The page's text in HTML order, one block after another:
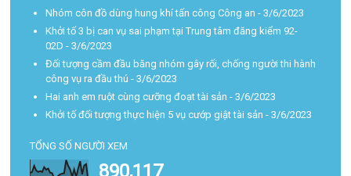
Nhóm côn đồ dùng hung khí tấn công Công an - 3/6/2023
Khởi tố 3 bị can vụ sai phạm tại Trung tâm đăng kiểm 92-
02D - 3/6/2023
Đối tượng cầm đầu băng nhóm gây rối, chống người thi hành
công vụ ra đầu thú - 3/6/2023
Hai anh em ruột cùng cưỡng đoạt tài sản - 3/6/2023
Khởi tố đối tượng thực hiện 5 vụ cướp giật tài sản - 3/6/2023
TỔNG SỐ NGƯỜI XEM